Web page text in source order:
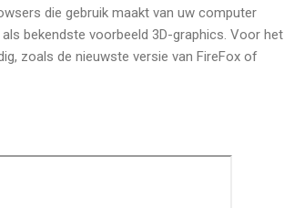
die gebruik maakt van uw computer
bekendste voorbeeld 3D-graphics. Voor het
zoals de nieuwste versie van FireFox of